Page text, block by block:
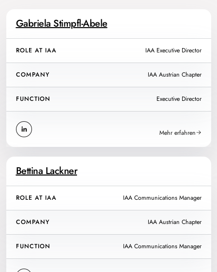
Gabriela Stimpfl-Abele
ROLE AT IAA IAA Executive Director
COMPANY IAA Austrian Chapter
FUNCTION Executive Director
Mehr erfahren
Bettina Lackner
ROLE AT IAA IAA Communications Manager
COMPANY IAA Austrian Chapter
FUNCTION IAA Communications Manager